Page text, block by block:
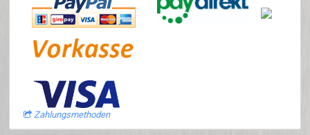
Zahlungsmethoden